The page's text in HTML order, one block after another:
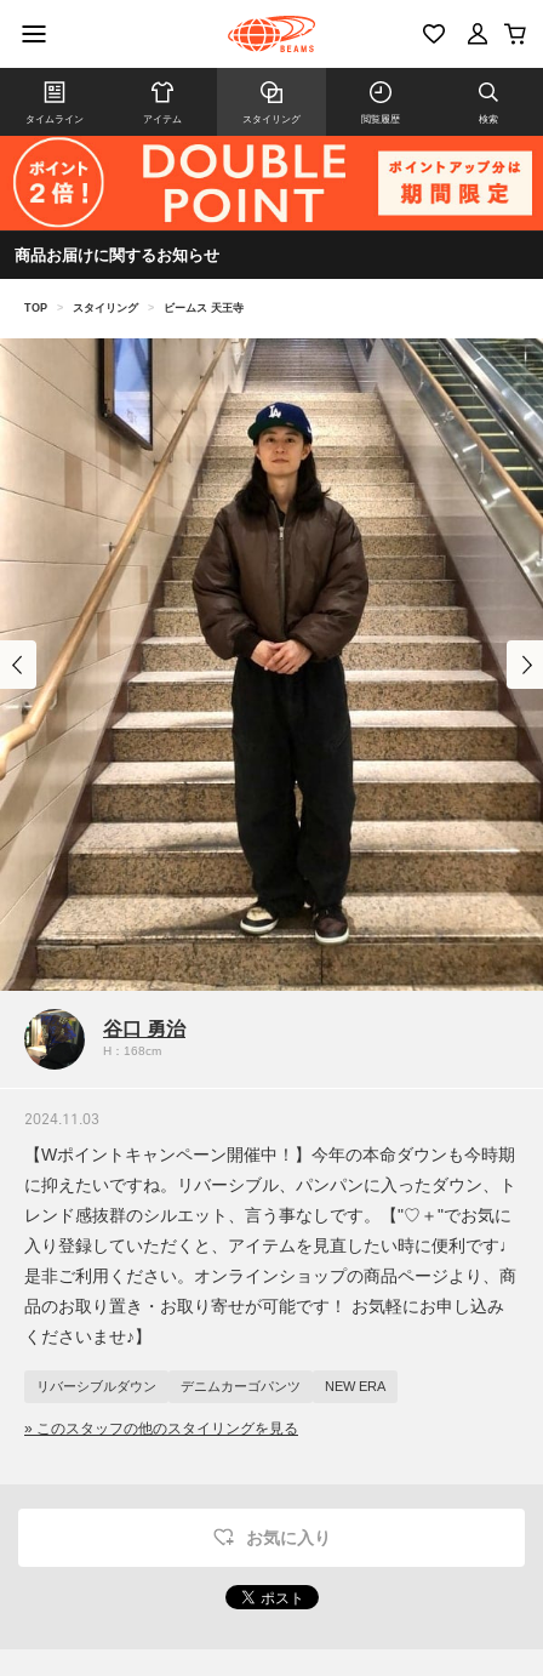
タイムライン アイテム スタイリング 閲覧履歴 検索
商品お届けに関するお知らせ
TOP > スタイリング > ビームス 天王寺
谷口 勇治
H：168cm
2024.11.03
【Wポイントキャンペーン開催中！】今年の本命ダウンも今時期
に抑えたいですね。リバーシブル、パンパンに入ったダウン、ト
レンド感抜群のシルエット、言う事なしです。【"♡＋"でお気に
入り登録していただくと、アイテムを見直したい時に便利です♩
是非ご利用ください。オンラインショップの商品ページより、商
品のお取り置き・お取り寄せが可能です！ お気軽にお申し込み
くださいませ♪】
リバーシブルダウン デニムカーゴパンツ NEW ERA
» このスタッフの他のスタイリングを見る
お気に入り